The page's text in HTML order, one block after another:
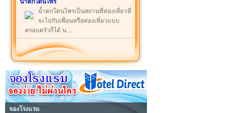
น้ำตกโตนไพร
น้ำตกโตนไพรเป็นสถานที่ท่องเที่ยวที่
จะไปกับเพื่อนหรือท่องเที่ยวแบบ
ครอบครัวก็ได้ น ...
จองโรงแรม